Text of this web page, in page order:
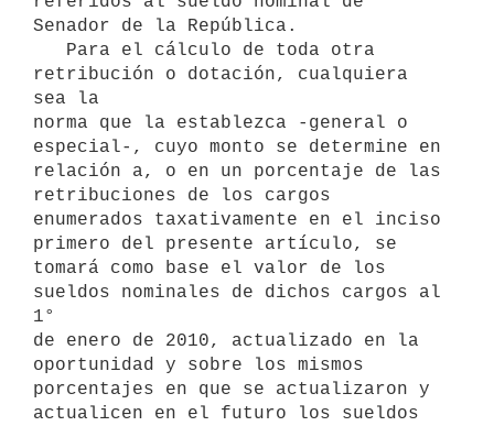
Senador de la República.
retribución o dotación, cualquiera
sea la
norma que la establezca -general o
especial-, cuyo monto se determine en
relación a, o en un porcentaje de las
retribuciones de los cargos
enumerados taxativamente en el inciso
primero del presente artículo, se
tomará como base el valor de los
sueldos nominales de dichos cargos al
1°
de enero de 2010, actualizado en la
oportunidad y sobre los mismos
porcentajes en que se actualizaron y
actualicen en el futuro los sueldos